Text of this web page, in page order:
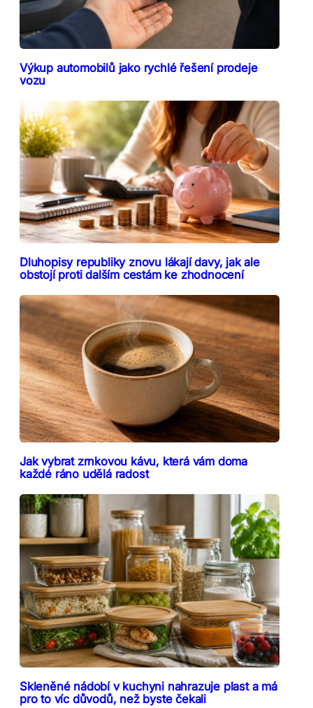
Výkup automobilů jako rychlé řešení prodeje
vozu
Dluhopisy republiky znovu lákají davy, jak ale
obstojí proti dalším cestám ke zhodnocení
Jak vybrat zrnkovou kávu, která vám doma
každé ráno udělá radost
Skleněné nádobí v kuchyni nahrazuje plast a má
pro to víc důvodů, než byste čekali